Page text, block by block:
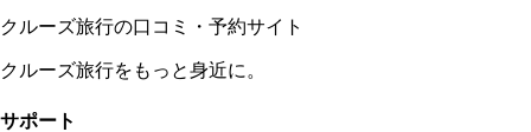
クルーズ旅行の口コミ・予約サイト
クルーズ旅行をもっと身近に。
サポート